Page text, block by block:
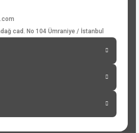
cad. No 104 Ümraniye / İstanbul